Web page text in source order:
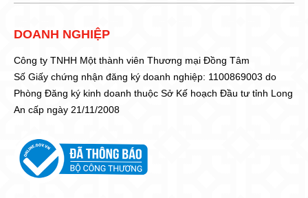
DOANH NGHIỆP
Công ty TNHH Một thành viên Thương mại Đồng Tâm
Số Giấy chứng nhận đăng ký doanh nghiệp: 1100869003 do
Phòng Đăng ký kinh doanh thuộc Sở Kế hoạch Đầu tư tỉnh Long
An cấp ngày 21/11/2008